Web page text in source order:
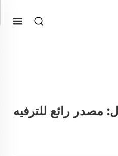
مصدر رائع للترفيه